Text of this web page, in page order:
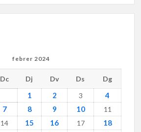
febrer 2024
Dc Dj Dv Ds Dg
1 2 3 4
7 8 9 10 11
14 15 16 17 18